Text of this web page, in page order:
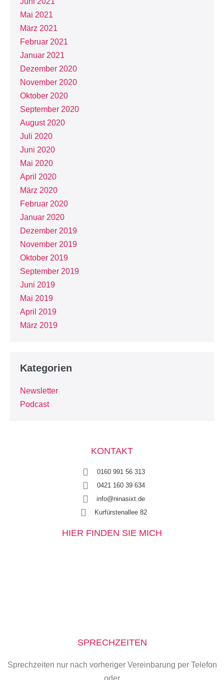
Mai 2021
März 2021
Februar 2021
Januar 2021
Dezember 2020
November 2020
Oktober 2020
September 2020
August 2020
Juli 2020
Juni 2020
Mai 2020
April 2020
März 2020
Februar 2020
Januar 2020
Dezember 2019
November 2019
Oktober 2019
September 2019
Juni 2019
Mai 2019
April 2019
März 2019
Kategorien
Newsletter
Podcast
KONTAKT
0160 991 56 313
0421 160 39 634
info@ninasixt.de
Kurfürstenallee 82
HIER FINDEN SIE MICH
SPRECHZEITEN
Sprechzeiten nur nach vorheriger Vereinbarung per Telefon
oder